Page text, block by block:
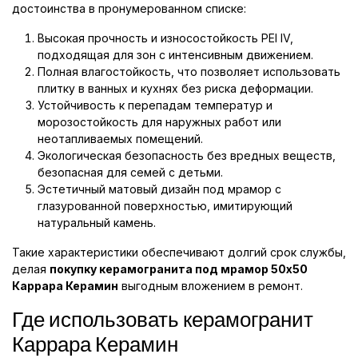
достоинства в пронумерованном списке:
Высокая прочность и износостойкость PEI IV,
подходящая для зон с интенсивным движением.
Полная влагостойкость, что позволяет использовать
плитку в ванных и кухнях без риска деформации.
Устойчивость к перепадам температур и
морозостойкость для наружных работ или
неотапливаемых помещений.
Экологическая безопасность без вредных веществ,
безопасная для семей с детьми.
Эстетичный матовый дизайн под мрамор с
глазурованной поверхностью, имитирующий
натуральный камень.
Такие характеристики обеспечивают долгий срок службы,
делая покупку керамогранита под мрамор 50x50
Каррара Керамин выгодным вложением в ремонт.
Где использовать керамогранит
Каррара Керамин